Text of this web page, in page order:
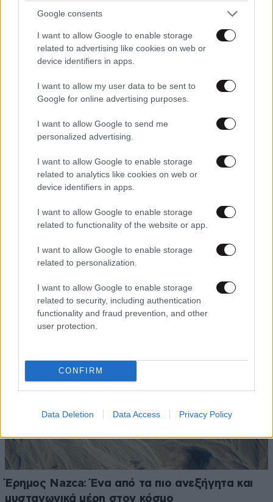
Google consents
I want to allow Google to enable storage
related to advertising like cookies on web or
device identifiers in apps.
I want to allow my user data to be sent to
Google for online advertising purposes.
I want to allow Google to send me
personalized advertising.
I want to allow Google to enable storage
related to analytics like cookies on web or
device identifiers in apps.
I want to allow Google to enable storage
related to functionality of the website or app.
I want to allow Google to enable storage
related to personalization.
I want to allow Google to enable storage
related to security, including authentication
functionality and fraud prevention, and other
user protection.
CONFIRM
Data Deletion Data Access Privacy Policy
ΠΕΡΙΣΣΟΤΕΡΑ
Γιατί το ταξίδι στο Τουλούμ του Μεξικού είναι
Έρημος Nazca: Ένα από τα πιο ανεξήγητα και
μυσταγωγικά μέρη στον κόσμο